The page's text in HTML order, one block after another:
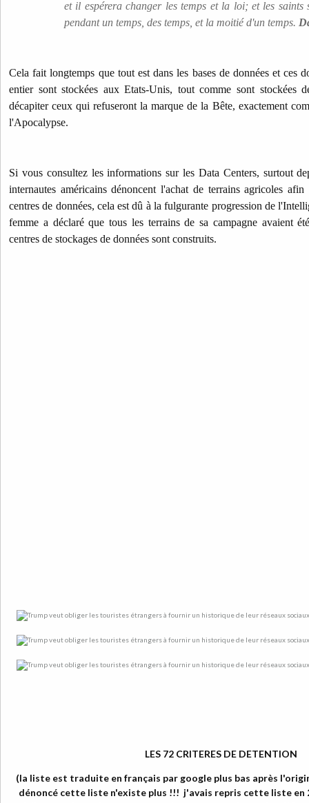
et il espérera changer les temps et la loi; et les saints
pendant un temps, des temps, et la moitié d'un temps.
Cela fait longtemps que tout est dans les bases de données et ces
entier sont stockées aux Etats-Unis, tout comme sont stockées
décapiter ceux qui refuseront la marque de la Bête, exactement
l'Apocalypse.
Si vous consultez les informations sur les Data Centers, surtout
internautes américains dénoncent l'achat de terrains agricoles
centres de données, cela est dû à la fulgurante progression de
femme a déclaré que tous les terrains de sa campagne avaient
centres de stockages de données sont construits.
LES 72 CRITERES DE DETENTION
(la liste est traduite en français par google plus bas après
dénoncé cette liste n'existe plus !!! j'avais repris cette liste en